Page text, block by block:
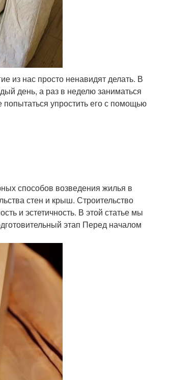
из нас просто ненавидят делать. В
день, а раз в неделю заниматься
упростить его с помощью
способов возведения жилья в
стен и крыш. Строительство
и эстетичность. В этой статье мы
этап Перед началом